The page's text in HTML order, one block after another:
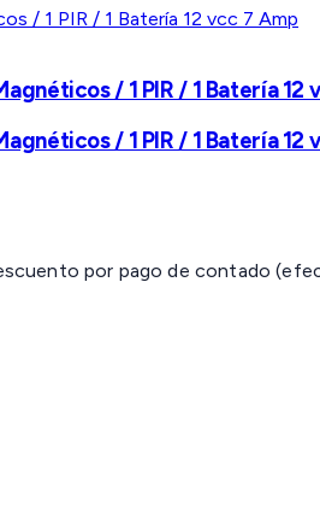
/ 1 PIR / 1 Batería 12
/ 1 PIR / 1 Batería 12
por pago de contado